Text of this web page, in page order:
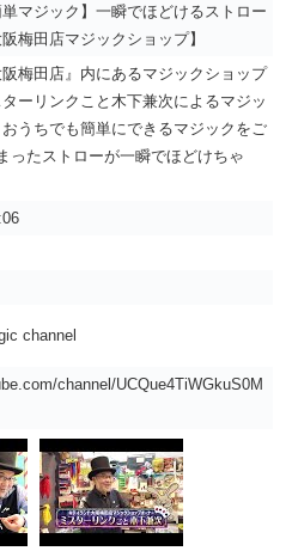
単マジック】一瞬でほどけるストロー
梅田店マジックショップ】
阪梅田店』内にあるマジックショップ
ーリンクこと木下兼次によるマジッ
うちでも簡単にできるマジックをご
ったストローが一瞬でほどけちゃ
channel
channel/UCQue4TiWGkuS0M